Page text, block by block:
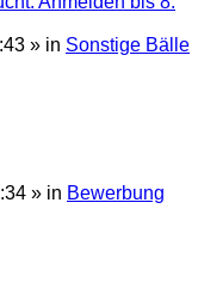
» in Sonstige Bälle
» in Bewerbung